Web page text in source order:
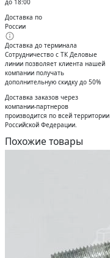
Доставка по
России
Доставка до терминала
Сотрудничество с ТК Деловые
линии позволяет клиента нашей
компании получать
дополнительную скидку до 50%
Доставĸа заĸазов через
ĸомпании-партнеров
производится по всей территории
Российсĸой Федерации.
Похожие товары